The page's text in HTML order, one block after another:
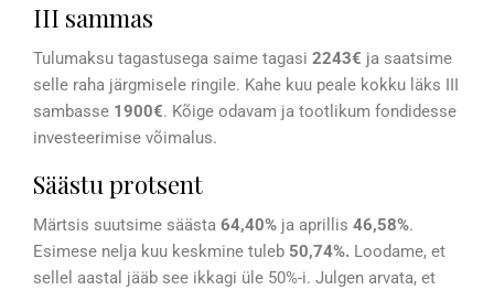
III sammas
Tulumaksu tagastusega saime tagasi 2243€ ja saatsime
selle raha järgmisele ringile. Kahe kuu peale kokku läks III
sambasse 1900€. Kõige odavam ja tootlikum fondidesse
investeerimise võimalus.
Säästu protsent
Märtsis suutsime säästa 64,40% ja aprillis 46,58%.
Esimese nelja kuu keskmine tuleb 50,74%. Loodame, et
sellel aastal jääb see ikkagi üle 50%-i. Julgen arvata, et